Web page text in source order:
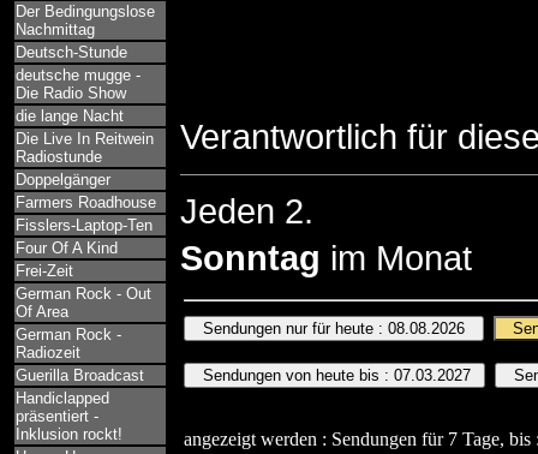
Der Bedingungslose
Nachmittag
Deutsch-Stunde
deutsche mugge -
Die Radio Show
die lange Nacht
Die Live In Reitwein
Radiostunde
Doppelgänger
Farmers Roadhouse
Fisslers-Laptop-Ten
Four Of A Kind
Frei-Zeit
German Rock - Out
Of Area
German Rock -
Radiozeit
Guerilla Broadcast
Handiclapped
präsentiert -
Inklusion rockt!
Verantwortlich für
Jeden 2.
Sonntag im Monat
angezeigt werden : Sendungen für 7 Tage, bis